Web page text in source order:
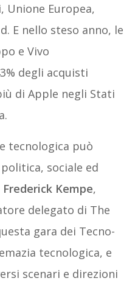
Europea,
E nello steso anno, le
e Vivo
degli acquisti
di Apple negli Stati
tecnologica può
sociale ed
Frederick Kempe,
delegato di The
gara dei Tecno-
tecnologica, e
scenari e direzioni